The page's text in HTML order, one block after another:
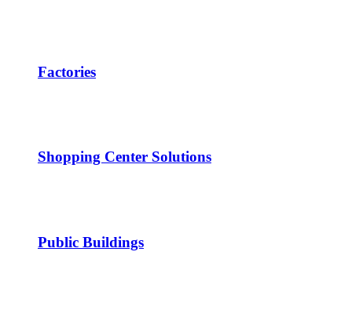
Factories
Shopping Center Solutions
Public Buildings